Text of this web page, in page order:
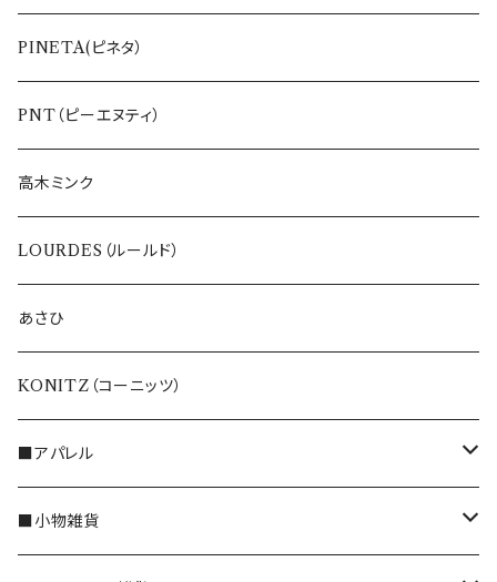
Tシャツ
vivapresto
ETERNO BELLEZZA
PINETA(ピネタ）
PNT（ピーエヌティ）
高木ミンク
LOURDES（ルールド）
あさひ
KONITZ（コーニッツ）
■アパレル
トップス
■小物雑貨